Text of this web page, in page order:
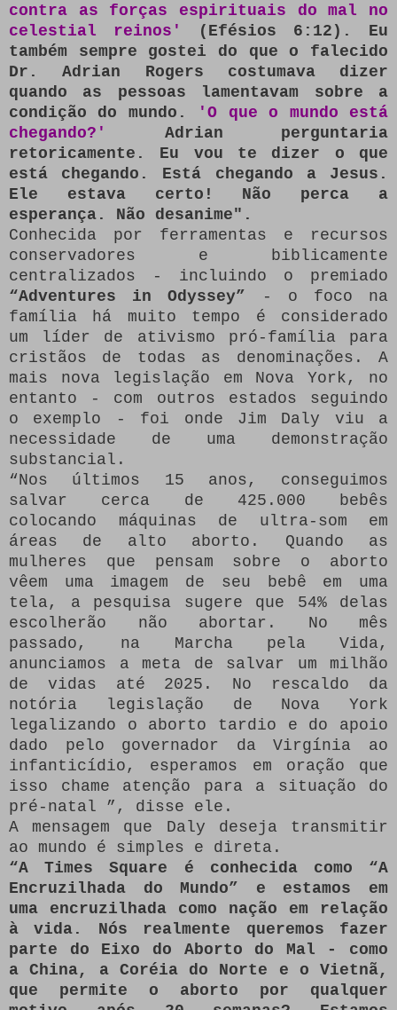
contra as forças espirituais do mal no
celestial reinos'
(Efésios 6:12).
Eu
também sempre gostei do que o falecido
Dr. Adrian Rogers costumava dizer
quando as pessoas lamentavam sobre a
condição do mundo.
'O que o mundo está
chegando?'
Adrian perguntaria
retoricamente.
Eu vou te dizer o que
está chegando.
Está chegando a Jesus.
Ele estava certo!
Não perca a
esperança.
Não desanime".
Conhecida por ferramentas e recursos
conservadores e biblicamente
centralizados - incluindo o premiado
“Adventures in Odyssey” - o foco na
família há muito tempo é considerado
um líder de ativismo pró-família para
cristãos de todas as denominações.
A
mais nova legislação em Nova York, no
entanto - com outros estados seguindo
o exemplo - foi onde Jim Daly viu a
necessidade de uma demonstração
substancial.
“Nos últimos 15 anos, conseguimos
salvar cerca de 425.000 bebês
colocando máquinas de ultra-som em
áreas de alto aborto.
Quando as
mulheres que pensam sobre o aborto
vêem uma imagem de seu bebê em uma
tela, a pesquisa sugere que 54% delas
escolherão não abortar.
No mês
passado, na Marcha pela Vida,
anunciamos a meta de salvar um milhão
de vidas até 2025. No rescaldo da
notória legislação de Nova York
legalizando o aborto tardio e do apoio
dado pelo governador da Virgínia ao
infanticídio, esperamos em oração que
isso chame atenção para a situação do
pré-natal ”, disse ele.
A mensagem que Daly deseja transmitir
ao mundo é simples e direta.
“A Times Square é conhecida como “A
Encruzilhada do Mundo” e estamos em
uma encruzilhada como nação em relação
à vida.
Nós realmente queremos fazer
parte do Eixo do Aborto do Mal - como
a China, a Coréia do Norte e o Vietnã,
que permite o aborto por qualquer